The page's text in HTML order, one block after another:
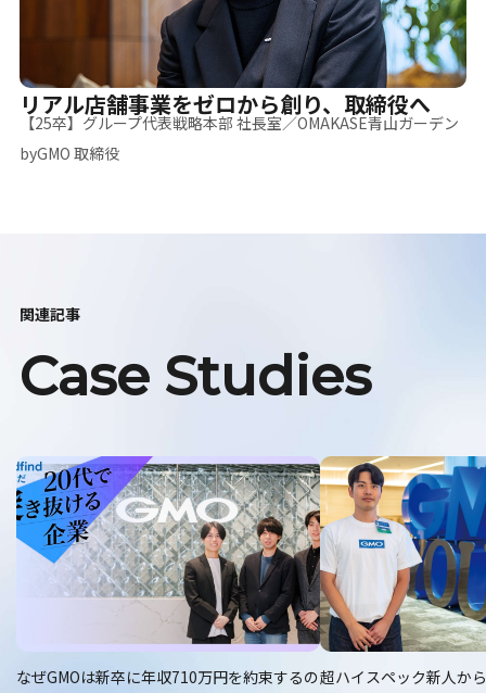
リアル店舗事業をゼロから創り、取締役へ
【25卒】グループ代表戦略本部 社長室／OMAKASE青山ガーデン
byGMO 取締役
関連記事
Case Studies
なぜGMOは新卒に年収710万円を約束するの超ハイスペック新人か